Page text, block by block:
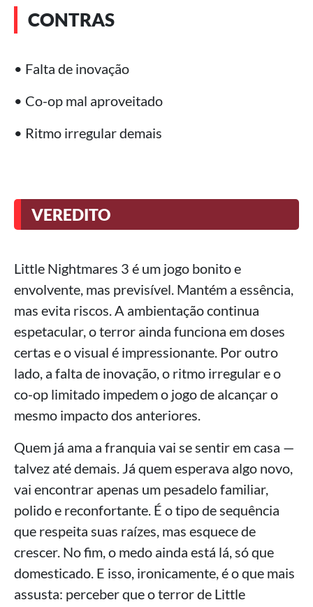
CONTRAS
• Falta de inovação
• Co-op mal aproveitado
• Ritmo irregular demais
VEREDITO
Little Nightmares 3 é um jogo bonito e
envolvente, mas previsível. Mantém a essência,
mas evita riscos. A ambientação continua
espetacular, o terror ainda funciona em doses
certas e o visual é impressionante. Por outro
lado, a falta de inovação, o ritmo irregular e o
co-op limitado impedem o jogo de alcançar o
mesmo impacto dos anteriores.
Quem já ama a franquia vai se sentir em casa —
talvez até demais. Já quem esperava algo novo,
vai encontrar apenas um pesadelo familiar,
polido e reconfortante. É o tipo de sequência
que respeita suas raízes, mas esquece de
crescer. No fim, o medo ainda está lá, só que
domesticado. E isso, ironicamente, é o que mais
assusta: perceber que o terror de Little